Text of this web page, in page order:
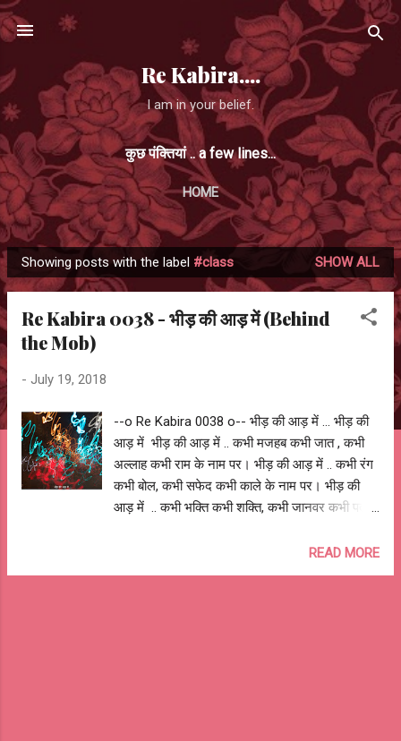
Skip to main content
Re Kabira....
I am in your belief.
कुछ पंक्तियां .. a few lines...
HOME
P
o
Showing posts with the label #class SHOW ALL
Re Kabira 0038 - भीड़ की आड़ में (Behind
the Mob)
- July 19, 2018
--o Re Kabira 0038 o-- भीड़ की आड़ में ... भीड़ की
आड़ में भीड़ की आड़ में .. कभी मजहब कभी जात , कभी
अल्लाह कभी राम के नाम पर। भीड़ की आड़ में .. कभी रंग
कभी बोल, कभी सफेद कभी काले के नाम पर। भीड़ की
आड़ में .. कभी भक्ति कभी शक्ति, कभी जानवर कभी पत्थर
92 01.. अब हर रोज किसी न किसी के नाम पर। छुपा
READ MORE